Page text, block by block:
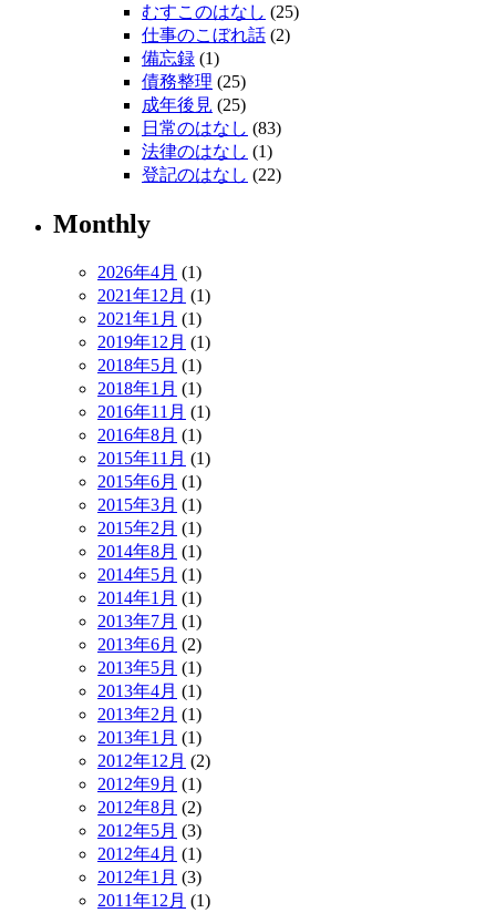
むすこのはなし (25)
仕事のこぼれ話 (2)
備忘録 (1)
債務整理 (25)
成年後見 (25)
日常のはなし (83)
法律のはなし (1)
登記のはなし (22)
Monthly
2026年4月 (1)
2021年12月 (1)
2021年1月 (1)
2019年12月 (1)
2018年5月 (1)
2018年1月 (1)
2016年11月 (1)
2016年8月 (1)
2015年11月 (1)
2015年6月 (1)
2015年3月 (1)
2015年2月 (1)
2014年8月 (1)
2014年5月 (1)
2014年1月 (1)
2013年7月 (1)
2013年6月 (2)
2013年5月 (1)
2013年4月 (1)
2013年2月 (1)
2013年1月 (1)
2012年12月 (2)
2012年9月 (1)
2012年8月 (2)
2012年5月 (3)
2012年4月 (1)
2012年1月 (3)
2011年12月 (1)